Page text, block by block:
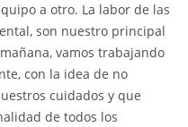
a otro. La labor de las
son nuestro principal
vamos trabajando
con la idea de no
cuidados y que
de todos los